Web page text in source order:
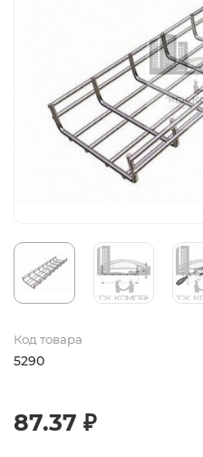
Код товара
5290
87.37 ₽